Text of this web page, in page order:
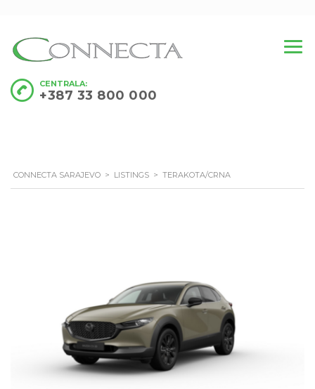
CENTRALA:
+387 33 800 000
CONNECTA SARAJEVO > LISTINGS > TERAKOTA/CRNA